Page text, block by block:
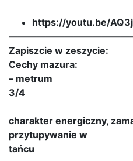
https://youtu.be/
Zapiszcie w zeszycie:
Cechy mazura:
– metrum
3/
charakter energiczny,
przytupywanie w